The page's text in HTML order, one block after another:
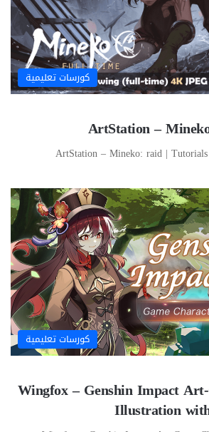
كورسات تعليمية
ArtStation –
ArtStation – Mineko: raid | Tutorials
كورسات تعليمية
Wingfox – Genshin Impact
Illustration